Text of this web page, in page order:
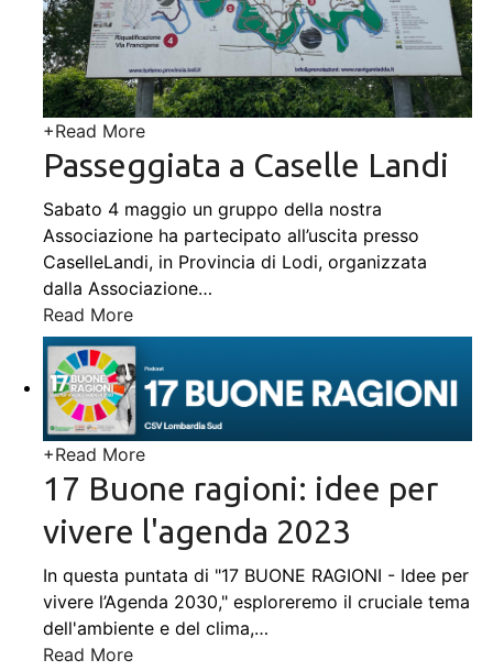
+Read More
Passeggiata a Caselle Landi
Sabato 4 maggio un gruppo della nostra
Associazione ha partecipato all’uscita presso
CaselleLandi, in Provincia di Lodi, organizzata
dalla Associazione…
Read More
+Read More
17 Buone ragioni: idee per
vivere l'agenda 2023
In questa puntata di "17 BUONE RAGIONI - Idee per
vivere l’Agenda 2030," esploreremo il cruciale tema
dell'ambiente e del clima,…
Read More